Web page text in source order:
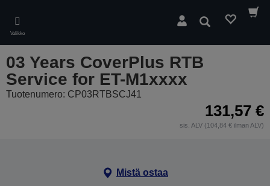
main
content
Valikko
Hae
03 Years CoverPlus RTB
Service for ET-M1xxxx
Tuotenumero: CP03RTBSCJ41
131,57 €
sis. ALV (104,84 € ilman ALV)
Mistä ostaa